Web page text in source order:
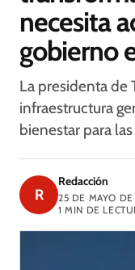
necesita
gobierno
La presidenta de
infraestructura
bienestar para
R
Redacción
25 DE MAYO
1 MIN DE